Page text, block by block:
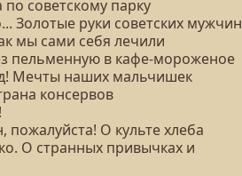
по советскому парку
Золотые руки советских мужчин
мы сами себя лечили
пельменную в кафе-мороженое
Мечты наших мальчишек
консервов
пожалуйста! О культе хлеба
О странных привычках и